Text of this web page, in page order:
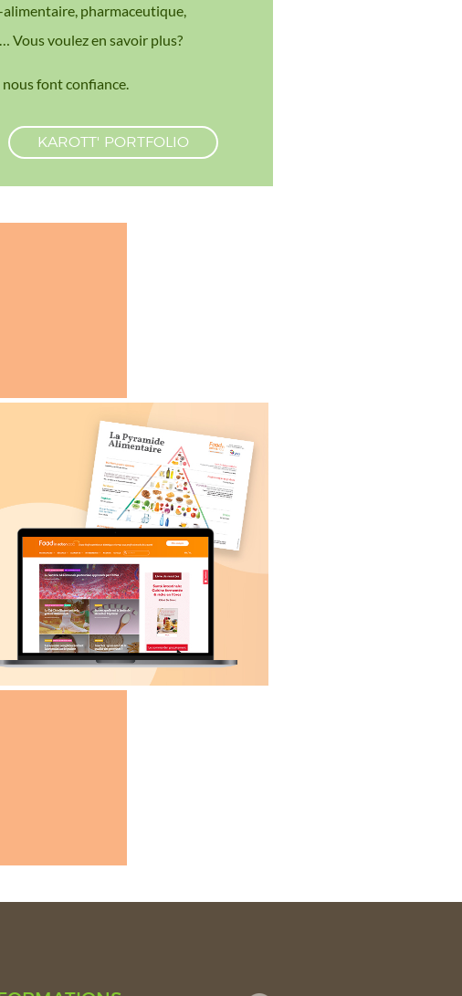
pharmaceutique,
voulez en savoir plus?
font confiance.
KAROTT' PORTFOLIO